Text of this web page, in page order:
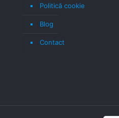
Politică cookie
Blog
Contact